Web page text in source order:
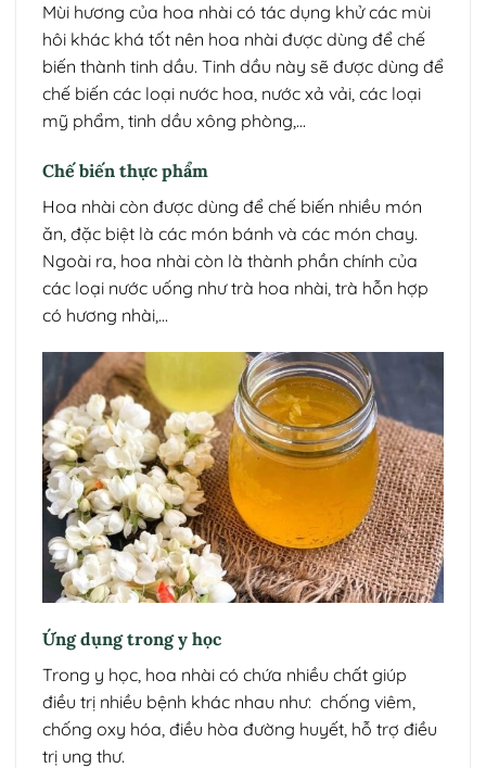
Mùi hương của hoa nhài có tác dụng khử các mùi
hôi khác khá tốt nên hoa nhài được dùng để chế
biến thành tinh dầu. Tinh dầu này sẽ được dùng để
chế biến các loại nước hoa, nước xả vải, các loại
mỹ phẩm, tinh dầu xông phòng,…
Chế biến thực phẩm
Hoa nhài còn được dùng để chế biến nhiều món
ăn, đặc biệt là các món bánh và các món chay.
Ngoài ra, hoa nhài còn là thành phần chính của
các loại nước uống như trà hoa nhài, trà hỗn hợp
có hương nhài,…
Ứng dụng trong y học
Trong y học, hoa nhài có chứa nhiều chất giúp
điều trị nhiều bệnh khác nhau như: chống viêm,
chống oxy hóa, điều hòa đường huyết, hỗ trợ điều
trị ung thư.